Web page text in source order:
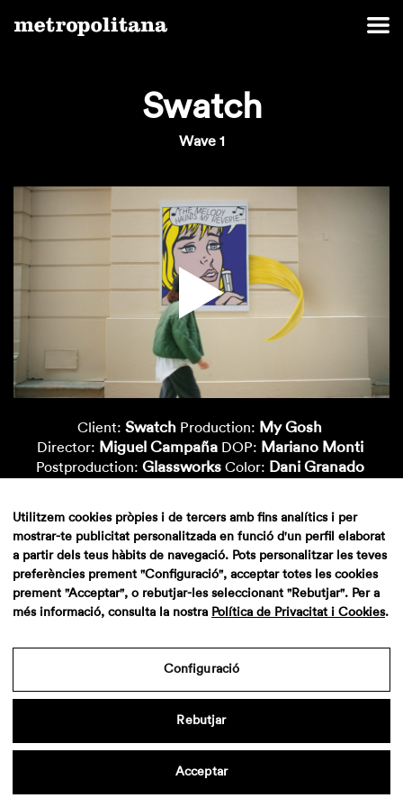
Swatch
Wave 1
Client: Swatch Production: My Gosh
Director: Miguel Campaña DOP: Mariano Monti
Postproduction: Glassworks Color: Dani Granado
Politica de privacidad
Utilitzem cookies pròpies i de tercers amb fins analítics i per
mostrar-te publicitat personalitzada en funció d'un perfil elaborat
a partir dels teus hàbits de navegació. Pots personalitzar les teves
preferències prement "Configuració", acceptar totes les cookies
prement "Acceptar", o rebutjar-les seleccionant "Rebutjar". Per a
més informació, consulta la nostra Política de Privacitat i Cookies.
Configuració
Rebutjar
Acceptar